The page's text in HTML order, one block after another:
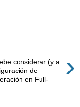
›
considerar (y a
de
en Full-